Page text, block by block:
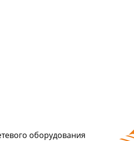
оборудования